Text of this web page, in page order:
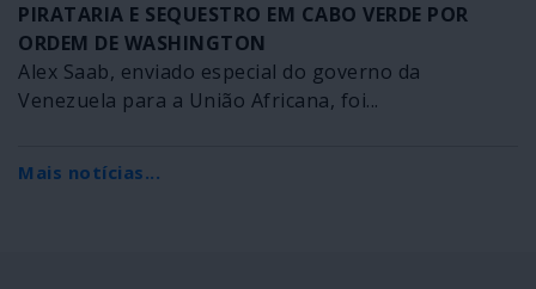
PIRATARIA E SEQUESTRO EM CABO VERDE POR
ORDEM DE WASHINGTON
Alex Saab, enviado especial do governo da
Venezuela para a União Africana, foi...
Mais notícias...